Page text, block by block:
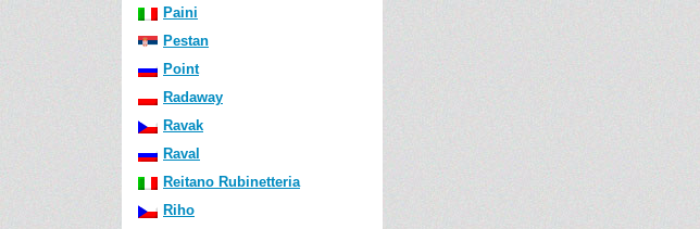
Paini
Pestan
Point
Radaway
Ravak
Raval
Reitano Rubinetteria
Riho